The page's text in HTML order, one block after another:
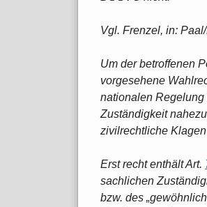
Vgl. Frenzel, in:
Um der betroffenen
vorgesehene
nationalen Regelung
Zuständigkeit
zivilrechtliche
Erst recht enthält Art.
sachlichen
bzw. des